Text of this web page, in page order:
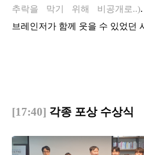
추락을 막기 위해 비공개로..)
브레인저가 함께 웃을 수 있었던
[17:40] 각종 포상 수상식